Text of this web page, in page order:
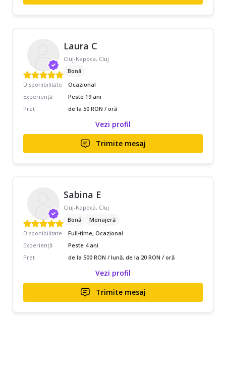
Laura C
Cluj-Napoca, Cluj
Bonă
Disponibilitate
Ocazional
Experiență
Peste 19 ani
Preț
de la 50 RON / oră
Vezi profil
Trimite mesaj
Sabina E
Cluj-Napoca, Cluj
Bonă
Menajeră
Disponibilitate
Full-time, Ocazional
Experiență
Peste 4 ani
Preț
de la 500 RON / lună, de la 20 RON / oră
Vezi profil
Trimite mesaj